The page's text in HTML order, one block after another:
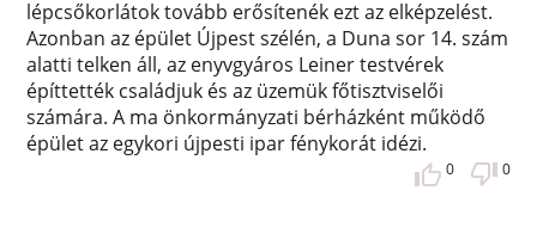
lépcsőkorlátok tovább erősítenék ezt az elképzelést.
Azonban az épület Újpest szélén, a Duna sor 14. szám
alatti telken áll, az enyvgyáros Leiner testvérek
építtették családjuk és az üzemük főtisztviselői
számára. A ma önkormányzati bérházként működő
épület az egykori újpesti ipar fénykorát idézi.
0 0